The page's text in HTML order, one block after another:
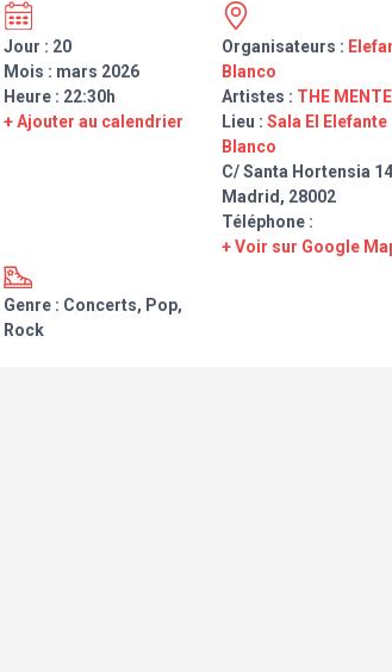
Jour : 20
Mois : mars 2026
Heure : 22:30h
+ Ajouter au calendrier
Organisateurs :
Blanco
Artistes : THE
Lieu : Sala El Elefante
Blanco
C/ Santa Hortensia 14
Madrid, 28002
Téléphone :
+ Voir sur Google
Genre : Concerts, Pop,
Rock